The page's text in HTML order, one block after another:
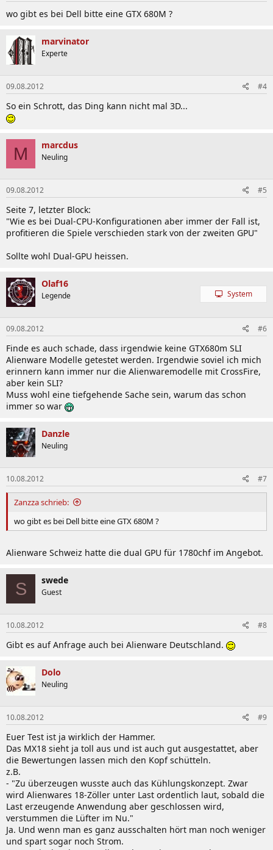
wo gibt es bei Dell bitte eine GTX 680M ?
marvinator
Experte
09.08.2012 #4
So ein Schrott, das Ding kann nicht mal 3D...
M marcdus
Neuling
09.08.2012 #5
Seite 7, letzter Block:
"Wie es bei Dual-CPU-Konfigurationen aber immer der Fall ist,
profitieren die Spiele verschieden stark von der zweiten GPU"
Sollte wohl Dual-GPU heissen.
Olaf16
Legende System
09.08.2012 #6
Finde es auch schade, dass irgendwie keine GTX680m SLI
Alienware Modelle getestet werden. Irgendwie soviel ich mich
erinnern kann immer nur die Alienwaremodelle mit CrossFire,
aber kein SLI?
Muss wohl eine tiefgehende Sache sein, warum das schon
immer so war
Danzle
Neuling
10.08.2012 #7
Zanzza schrieb:
wo gibt es bei Dell bitte eine GTX 680M ?
Alienware Schweiz hatte die dual GPU für 1780chf im Angebot.
S swede
Guest
10.08.2012 #8
Gibt es auf Anfrage auch bei Alienware Deutschland.
Dolo
Neuling
10.08.2012 #9
Euer Test ist ja wirklich der Hammer.
Das MX18 sieht ja toll aus und ist auch gut ausgestattet, aber
die Bewertungen lassen mich den Kopf schütteln.
z.B.
- "Zu überzeugen wusste auch das Kühlungskonzept. Zwar
wird Alienwares 18-Zöller unter Last ordentlich laut, sobald die
Last erzeugende Anwendung aber geschlossen wird,
verstummen die Lüfter im Nu."
Ja. Und wenn man es ganz ausschalten hört man noch weniger
und spart sogar noch Strom.